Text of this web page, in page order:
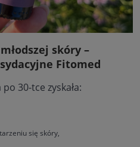
skóry –
Fitomed
30-tce zyskała:
się skóry,